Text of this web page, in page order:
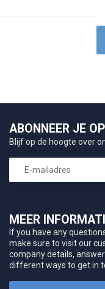
MEER
If you have any
make sure to visit our
company details,
different ways to get in
ABONNEER JE
Blijf op de hoogte over